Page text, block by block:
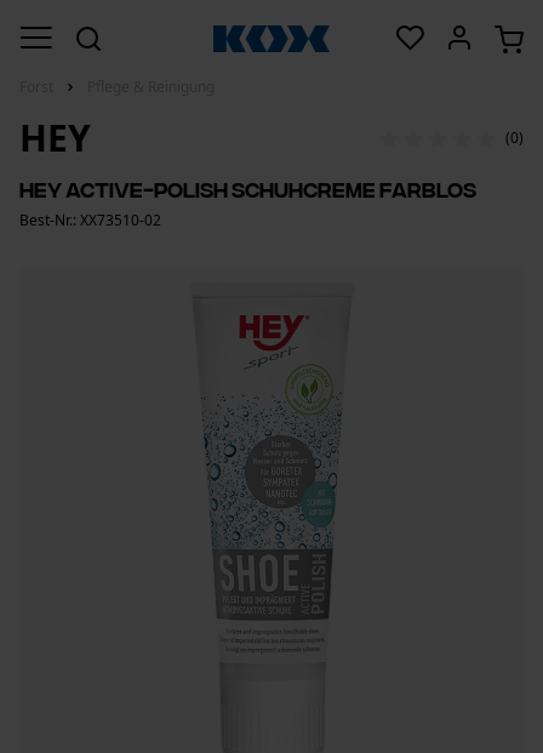
HEY (0)
HEY Active-Polish Schuhcreme Farblos
Best-Nr.: XX73510-02